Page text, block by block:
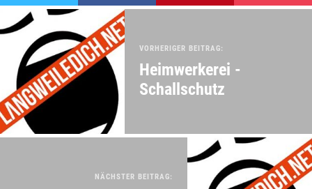
VORHERIGER BEITRAG:
Heimwerkerei -
Schallschutz
NÄCHSTER BEITRAG: